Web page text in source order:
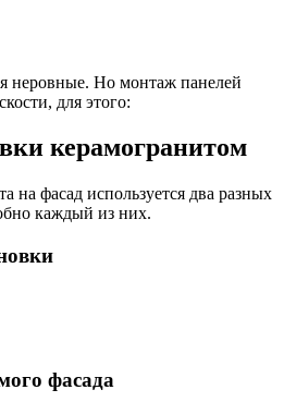
неровные. Но монтаж панелей
для этого:
керамогранитом
на фасад используется два разных
каждый из них.
фасада